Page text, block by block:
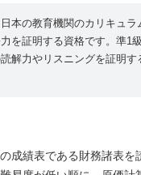
本の教育機関のカリキュラ
を証明する資格です。準1
解力やリスニングを証明す
成績表である財務諸表を